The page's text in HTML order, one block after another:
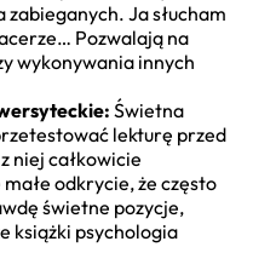
Ja słucham
Pozwalają na
wykonywania innych
Świetna
lekturę przed
niej całkowicie
odkrycie, że często
świetne pozycje,
książki psychologia